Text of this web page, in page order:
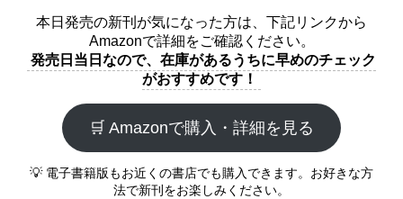
本日発売の新刊が気になった方は、下記リンクから
Amazonで詳細をご確認ください。
発売日当日なので、在庫があるうちに早めのチェック
がおすすめです！
🛒 Amazonで購入・詳細を見る
💡 電子書籍版もお近くの書店でも購入できます。お好きな方
法で新刊をお楽しみください。